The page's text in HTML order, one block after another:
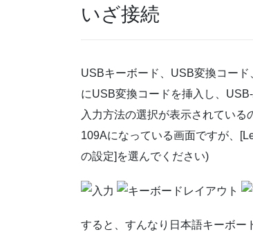
いざ接続
USBキーボード、USB変換コー
にUSB変換コードを挿入し、
入力方法の選択が表示されてい
109Aになっている画面ですが、
の設定]を選んでください)
すると、すんなり日本語キーボー